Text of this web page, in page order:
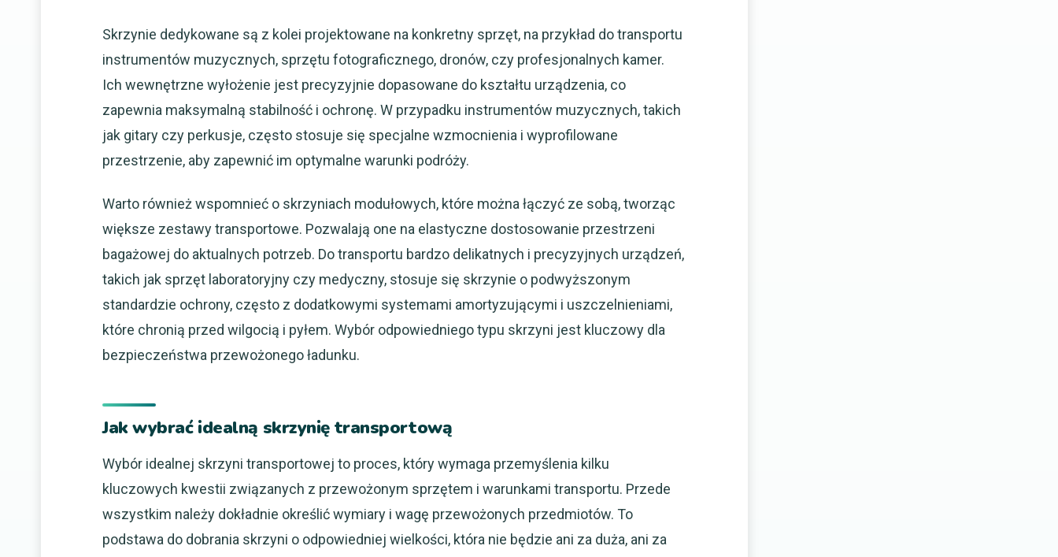
Skrzynie dedykowane są z kolei projektowane na konkretny sprzęt, na przykład do transportu
instrumentów muzycznych, sprzętu fotograficznego, dronów, czy profesjonalnych kamer.
Ich wewnętrzne wyłożenie jest precyzyjnie dopasowane do kształtu urządzenia, co
zapewnia maksymalną stabilność i ochronę. W przypadku instrumentów muzycznych, takich
jak gitary czy perkusje, często stosuje się specjalne wzmocnienia i wyprofilowane
przestrzenie, aby zapewnić im optymalne warunki podróży.
Warto również wspomnieć o skrzyniach modułowych, które można łączyć ze sobą, tworząc
większe zestawy transportowe. Pozwalają one na elastyczne dostosowanie przestrzeni
bagażowej do aktualnych potrzeb. Do transportu bardzo delikatnych i precyzyjnych urządzeń,
takich jak sprzęt laboratoryjny czy medyczny, stosuje się skrzynie o podwyższonym
standardzie ochrony, często z dodatkowymi systemami amortyzującymi i uszczelnieniami,
które chronią przed wilgocią i pyłem. Wybór odpowiedniego typu skrzyni jest kluczowy dla
bezpieczeństwa przewożonego ładunku.
Jak wybrać idealną skrzynię transportową
Wybór idealnej skrzyni transportowej to proces, który wymaga przemyślenia kilku
kluczowych kwestii związanych z przewożonym sprzętem i warunkami transportu. Przede
wszystkim należy dokładnie określić wymiary i wagę przewożonych przedmiotów. To
podstawa do dobrania skrzyni o odpowiedniej wielkości, która nie będzie ani za duża, ani za